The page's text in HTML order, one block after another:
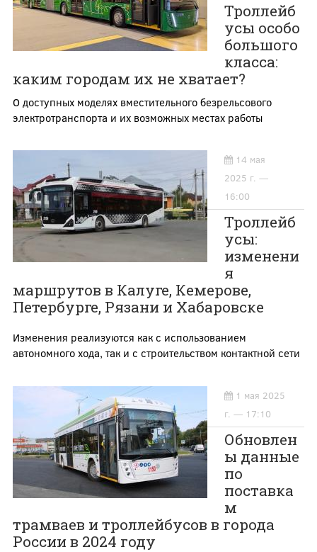
Троллейб
усы особо
большого
класса:
каким городам их не хватает?
О доступных моделях вместительного безрельсового
электротранспорта и их возможных местах работы
14 мая
2025 г. —
16:00
Троллейб
усы:
изменени
я
маршрутов в Калуге, Кемерове,
Петербурге, Рязани и Хабаровске
Изменения реализуются как с использованием
автономного хода, так и с строительством контактной сети
1 мая 2025
г. — 17:10
Обновлен
ы данные
по
поставка
м
трамваев и троллейбусов в города
России в 2024 году